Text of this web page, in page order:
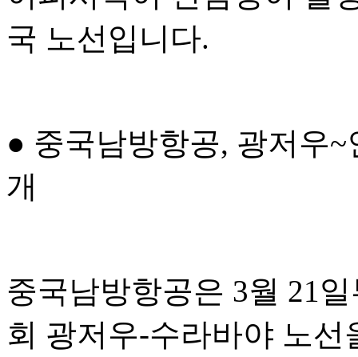
국 노선입니다.
● 중국남방항공, 광저우
개
중국남방항공은 3월 21
회 광저우-수라바야 노선